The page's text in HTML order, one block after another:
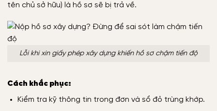
tên chủ sở hữu) là hồ sơ sẽ bị trả về.
Lỗi khi xin giấy phép xây dựng khiến hồ sơ chậm tiến độ
Cách khắc phục:
Kiểm tra kỹ thông tin trong đơn và sổ đỏ trùng khớp.